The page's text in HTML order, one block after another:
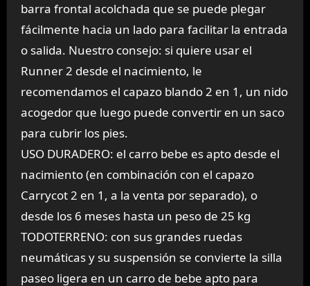
barra frontal acolchada que se puede plegar
fácilmente hacia un lado para facilitar la entrada
o salida. Nuestro consejo: si quiere usar el
Runner 2 desde el nacimiento, le
recomendamos el capazo blando 2 en 1, un nido
acogedor que luego puede convertir en un saco
para cubrir los pies.
USO DURADERO: el carro bebe es apto desde el
nacimiento (en combinación con el capazo
Carrycot 2 en 1, a la venta por separado), o
desde los 6 meses hasta un peso de 25 kg
TODOTERRENO: con sus grandes ruedas
neumáticas y su suspensión se convierte la silla
paseo ligera en un carro de bebe apto para